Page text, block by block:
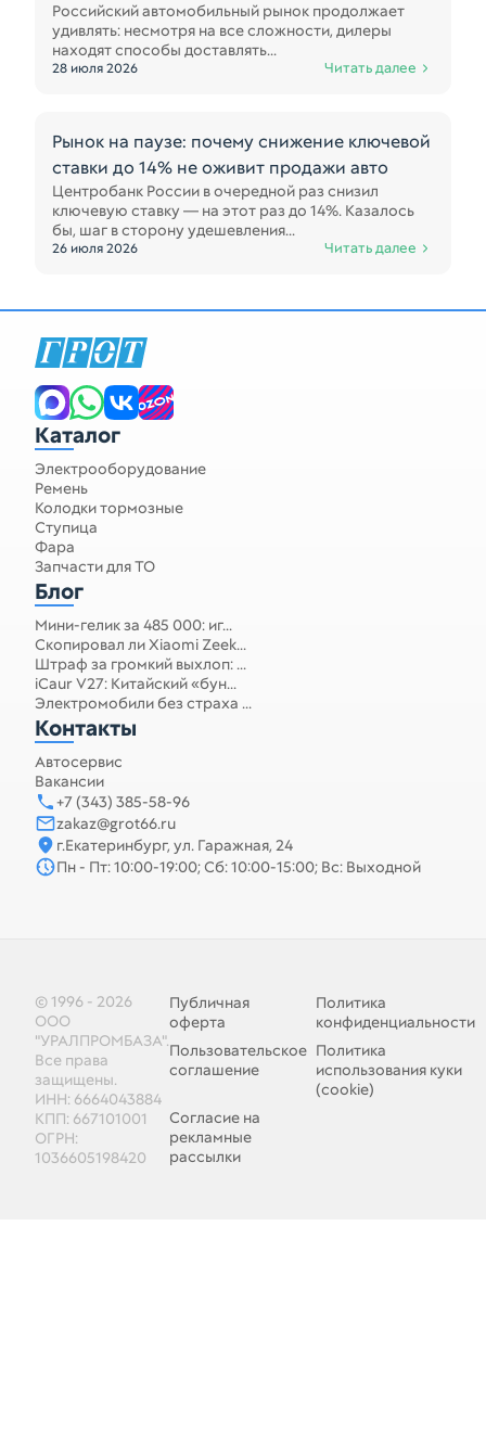
Российский автомобильный рынок продолжает
удивлять: несмотря на все сложности, дилеры
находят способы доставлять...
28 июля 2026 Читать далее
Рынок на паузе: почему снижение ключевой
ставки до 14% не оживит продажи авто
Центробанк России в очередной раз снизил
ключевую ставку — на этот раз до 14%. Казалось
бы, шаг в сторону удешевления...
26 июля 2026 Читать далее
Запчасти для спецтехники
Каталог
Электрооборудование
Ремень
Колодки тормозные
Ступица
Фара
Запчасти для ТО
Блог
Мини-гелик за 485 000: иг...
Скопировал ли Xiaomi Zeek...
Штраф за громкий выхлоп: ...
iCaur V27: Китайский «бун...
Электромобили без страха ...
Контакты
Автосервис
Вакансии
+7 (343) 385-58-96
zakaz@grot66.ru
г.Екатеринбург, ул. Гаражная, 24
Пн - Пт: 10:00-19:00; Сб: 10:00-15:00; Вс: Выходной
© 1996 - 2026
ООО
"УРАЛПРОМБАЗА".
Все права
защищены.
ИНН: 6664043884
КПП: 667101001
ОГРН:
1036605198420
Публичная
оферта
Политика
конфиденциальности
Пользовательское
соглашение
Политика
использования куки
(cookie)
Согласие на
рекламные
рассылки